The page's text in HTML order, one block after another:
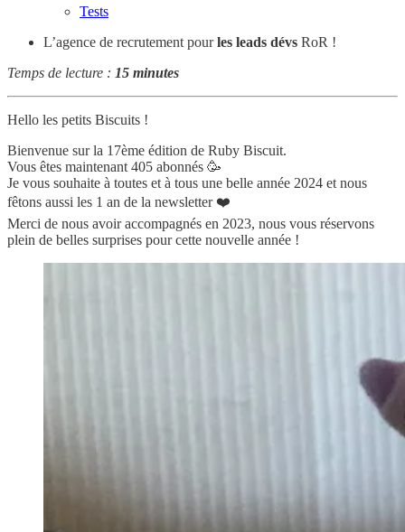
Tests
L’agence de recrutement pourles leads dévs RoR !
Temps de lecture : 15 minutes
Hello les petits Biscuits !
Bienvenue sur la 17ème édition de Ruby Biscuit.
Vous êtes maintenant 405 abonnés 🥳
Je vous souhaite à toutes et à tous une belle année 2024 et nous
fêtons aussi les 1 an de la newsletter ❤️
Merci de nous avoir accompagnés en 2023, nous vous réservons
plein de belles surprises pour cette nouvelle année !